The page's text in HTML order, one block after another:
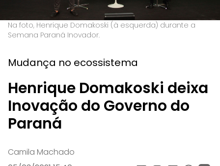
Na foto, Henrique Domakoski (à esquerda) durante a
Semana Paraná Inovador.
Mudança no ecossistema
Henrique Domakoski deixa
Inovação do Governo do
Paraná
Camila Machado